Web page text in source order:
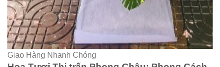
Giao Hàng Nhanh Chóng